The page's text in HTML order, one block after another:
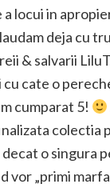
locui in
deja cu
& salvarii
cu cate o
cumparat 5!
colectia
o singura
vor „primi